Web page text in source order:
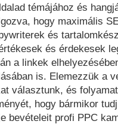
témájához és
hogy maximális
és
és érdekesek
a linkek
is. Elemezzük a
választunk, és
hogy bármikor
bevételeit profi PPC